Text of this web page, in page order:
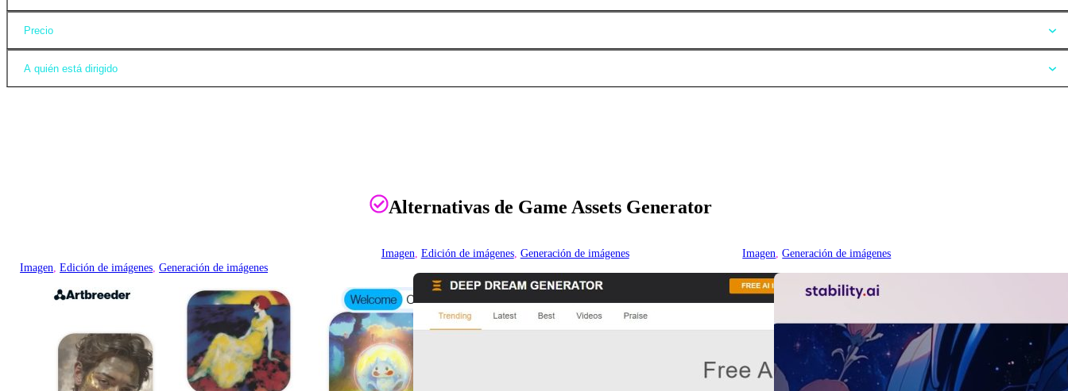
Precio
A quién está dirigido
Alternativas de Game Assets Generator
Imagen , Edición de imágenes , Generación de imágenes
Imagen, Edición de imágenes, Generación de imágenes Imagen, Generación de imágenes